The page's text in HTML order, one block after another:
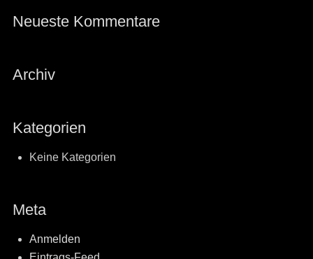
Neueste Kommentare
Archiv
Kategorien
Keine Kategorien
Meta
Anmelden